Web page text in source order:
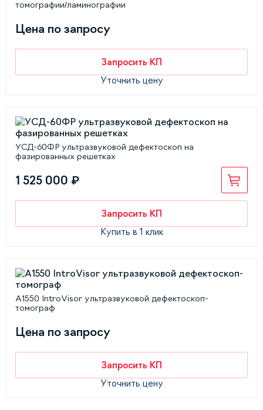
томографии/ламинографии
Цена по запросу
Запросить КП
Уточнить цену
УСД-60ФР ультразвуковой дефектоскоп на
фазированных решетках
1 525 000 ₽
Запросить КП
Купить в 1 клик
А1550 IntroVisor ультразвуковой дефектоскоп-
томограф
Цена по запросу
Запросить КП
Уточнить цену